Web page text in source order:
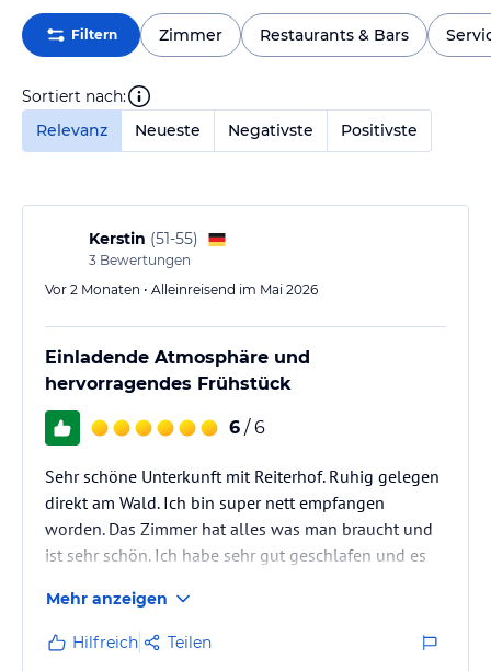
Filtern Zimmer Restaurants & Bars
Sortiert nach:
Relevanz
Neueste Negativste Positivste
Kerstin (51-55)
3 Bewertungen
Vor 2 Monaten • Alleinreisend im Mai 2026
Einladende Atmosphäre und
hervorragendes Frühstück
6 / 6
Sehr schöne Unterkunft mit Reiterhof. Ruhig gelegen
direkt am Wald. Ich bin super nett empfangen
worden. Das Zimmer hat alles was man braucht und
ist sehr schön. Ich habe sehr gut geschlafen und es
an nichts.
Mehr anzeigen
Hilfreich Teilen